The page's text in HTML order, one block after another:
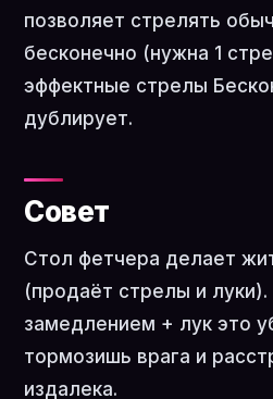
позволяет стрелять
бесконечно (нужна 1
эффектные стрелы
дублирует.
Совет
Стол фетчера делает
(продаёт стрелы и
замедлением + лук это
тормозишь врага и
издалека.